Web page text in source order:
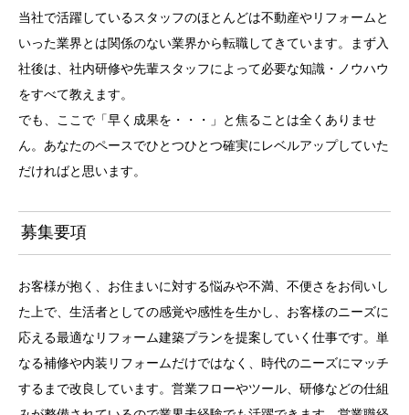
当社で活躍しているスタッフのほとんどは不動産やリフォームと
いった業界とは関係のない業界から転職してきています。まず入
社後は、社内研修や先輩スタッフによって必要な知識・ノウハウ
をすべて教えます。
でも、ここで「早く成果を・・・」と焦ることは全くありませ
ん。あなたのペースでひとつひとつ確実にレベルアップしていた
だければと思います。
募集要項
お客様が抱く、お住まいに対する悩みや不満、不便さをお伺いし
た上で、生活者としての感覚や感性を生かし、お客様のニーズに
応える最適なリフォーム建築プランを提案していく仕事です。単
なる補修や内装リフォームだけではなく、時代のニーズにマッチ
するまで改良しています。営業フローやツール、研修などの仕組